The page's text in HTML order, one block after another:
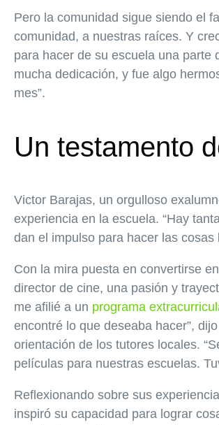
Pero la comunidad sigue siendo el
comunidad, a nuestras raíces. Y
para hacer de su escuela una parte
mucha dedicación, y fue algo
mes”.
Un testamento
Victor Barajas, un orgulloso
experiencia en la escuela. “Hay
dan el impulso para hacer las cosas
Con la mira puesta en convertirse
director de cine, una pasión y
me afilié a un programa
encontré lo que deseaba hacer”,
orientación de los tutores locales.
películas para nuestras escuelas.
Reflexionando sobre sus
inspiró su capacidad para lograr